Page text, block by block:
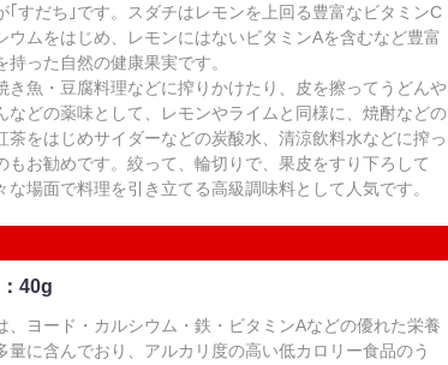
｢すだち｣です。スダチはレモンを上回る豊富なビタミンC
ウムをはじめ、レモンにはないビタミンAを含むなど豊富
持った自然の健康果実です。
き魚・豆腐料理などに搾りかけたり、皮を擦ってうどんや
などの薬味として、レモンやライムと同様に、焼酎などの
茶をはじめサイダーなどの炭酸水、清涼飲料水などに搾っ
もお勧めです。絞って、輪切りで、果皮をすり下ろして
な場面で料理を引き立てる高級調味料として人気です。
40g
、ヨード・カルシウム・鉄・ビタミンAなどの優れた栄養
量に含んでおり、アルカリ度の高い低カロリー食品のう